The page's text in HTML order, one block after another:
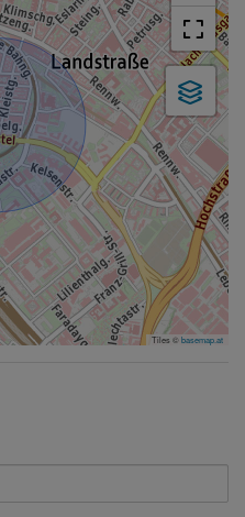
Tiles ©basemap.at